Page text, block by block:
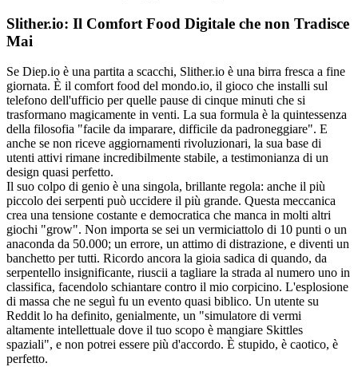
Slither.io: Il Comfort Food Digitale che non Tradisce
Mai
Se Diep.io è una partita a scacchi, Slither.io è una birra fresca a fine
giornata. È il comfort food del mondo.io, il gioco che installi sul
telefono dell'ufficio per quelle pause di cinque minuti che si
trasformano magicamente in venti. La sua formula è la quintessenza
della filosofia "facile da imparare, difficile da padroneggiare". E
anche se non riceve aggiornamenti rivoluzionari, la sua base di
utenti attivi rimane incredibilmente stabile, a testimonianza di un
design quasi perfetto.
Il suo colpo di genio è una singola, brillante regola: anche il più
piccolo dei serpenti può uccidere il più grande. Questa meccanica
crea una tensione costante e democratica che manca in molti altri
giochi "grow". Non importa se sei un vermiciattolo di 10 punti o un
anaconda da 50.000; un errore, un attimo di distrazione, e diventi un
banchetto per tutti. Ricordo ancora la gioia sadica di quando, da
serpentello insignificante, riuscii a tagliare la strada al numero uno in
classifica, facendolo schiantare contro il mio corpicino. L'esplosione
di massa che ne seguì fu un evento quasi biblico. Un utente su
Reddit lo ha definito, genialmente, un "simulatore di vermi
altamente intellettuale dove il tuo scopo è mangiare Skittles
spaziali", e non potrei essere più d'accordo. È stupido, è caotico, è
perfetto.